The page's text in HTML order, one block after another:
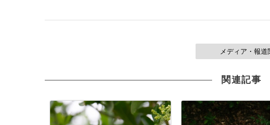
メディア・報
関連記事